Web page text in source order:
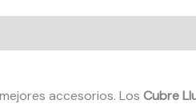
(2012-
-
accesorios. Los Cubre